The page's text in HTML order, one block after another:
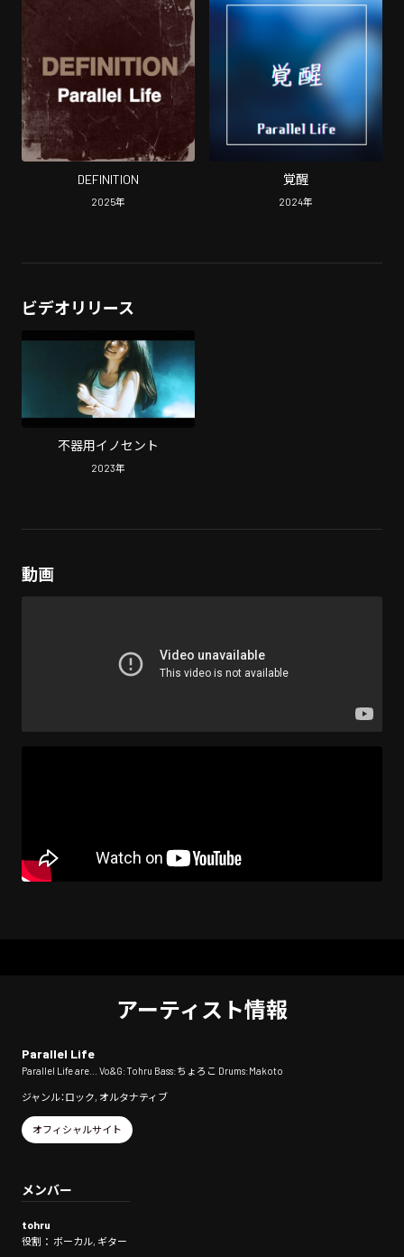
DEFINITION
2025年
覚醒
2024年
ビデオリリース
不器用イノセント
2023年
動画
アーティスト情報
Parallel Life
Parallel Life are... Vo&G:Tohru Bass:ちょろこ Drums:Makoto
ジャンル：ロック, オルタナティブ
オフィシャルサイト
メンバー
tohru
役割： ボーカル, ギター